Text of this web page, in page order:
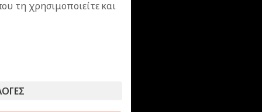
τη χρησιμοποιείτε και